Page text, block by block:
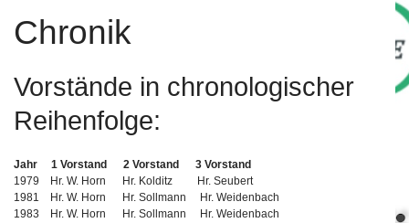
Bei unserem Partner "Fitness Complete" erhalten
Chronik
Vorstände in chronologischer
Reihenfolge:
Jahr 1 Vorstand 2 Vorstand 3 Vorstand
1979 Hr. W. Horn Hr. Kolditz Hr. Seubert
1981 Hr. W. Horn Hr. Sollmann Hr. Weidenbach
1983 Hr. W. Horn Hr. Sollmann Hr. Weidenbach